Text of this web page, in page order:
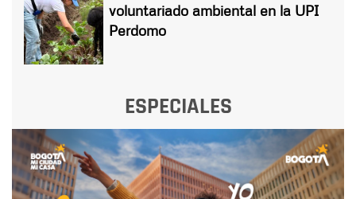
voluntariado ambiental en la UPI
Perdomo
ESPECIALES